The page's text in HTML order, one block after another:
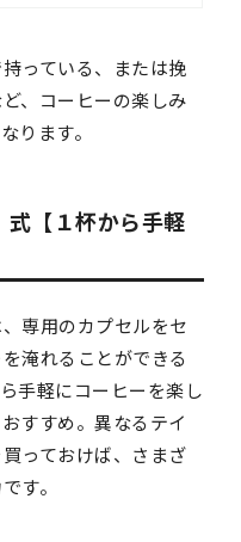
っている、または挽
、コーヒーの楽しみ
ります。
【１杯から手軽
専用のカプセルをセ
淹れることができる
手軽にコーヒーを楽し
すすめ。異なるテイ
っておけば、さまざ
す。